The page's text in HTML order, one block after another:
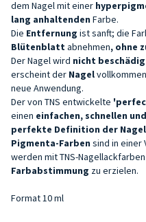
dem Nagel mit einer
lang anhaltenden Farbe.
Die Entfernung ist sanft; die
Blütenblatt abnehmen, ohne
Der Nagel wird nicht
erscheint der Nagelvollkommen
neue Anwendung.
Der von TNS entwickelte
einen einfachen, schnellen
perfekte Definition der
Pigmenta-Farben sind in einer
werden mit TNS-
Farbabstimmung zu erzielen.
Format 10 ml